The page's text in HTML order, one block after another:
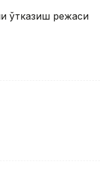
ўтказиш режаси